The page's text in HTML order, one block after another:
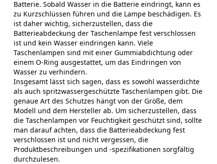
Batterie. Sobald Wasser in die Batterie eindringt, kann es
zu Kurzschlüssen führen und die Lampe beschädigen. Es
ist daher wichtig, sicherzustellen, dass die
Batterieabdeckung der Taschenlampe fest verschlossen
ist und kein Wasser eindringen kann. Viele
Taschenlampen sind mit einer Gummiabdichtung oder
einem O-Ring ausgestattet, um das Eindringen von
Wasser zu verhindern.
Insgesamt lässt sich sagen, dass es sowohl wasserdichte
als auch spritzwassergeschützte Taschenlampen gibt. Die
genaue Art des Schutzes hängt von der Größe, dem
Modell und dem Hersteller ab. Um sicherzustellen, dass
die Taschenlampen vor Feuchtigkeit geschützt sind, sollte
man darauf achten, dass die Batterieabdeckung fest
verschlossen ist und nicht vergessen, die
Produktbeschreibungen und -spezifikationen sorgfältig
durchzulesen.